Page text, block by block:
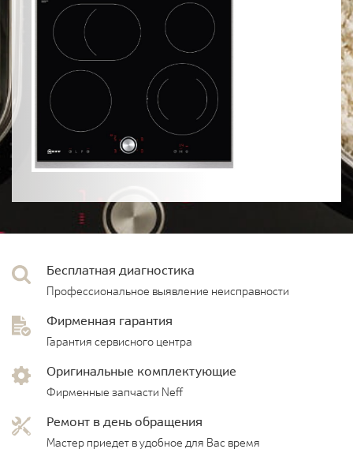
Бесплатная диагностика
Профессиональное выявление неисправности
Фирменная гарантия
Гарантия сервисного центра
Оригинальные комплектующие
Фирменные запчасти Neff
Ремонт в день обращения
Мастер приедет в удобное для Вас время